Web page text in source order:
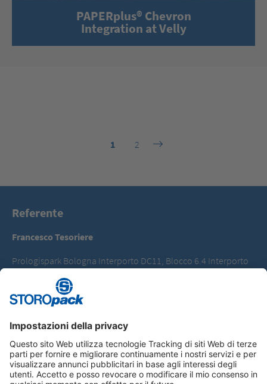
PAPERplus® Chevron
Integration at Velly
1 2
Referente
Francesco Tesoriere
Prologispark Bologna Interporto DC11, Blocco 6.4 Interporto
40010 Bentivoglio (BO)
T +39 051 6832100
francesco.tesoriere@storopack.com